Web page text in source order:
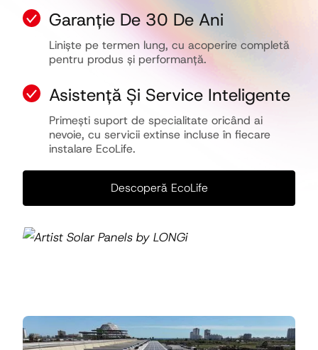
Garanție De 30 De Ani
Liniște pe termen lung, cu acoperire completă
pentru produs și performanță.
Asistență Și Service Inteligente
Primești suport de specialitate oricând ai
nevoie, cu servicii extinse incluse în fiecare
instalare EcoLife.
Descoperă EcoLife